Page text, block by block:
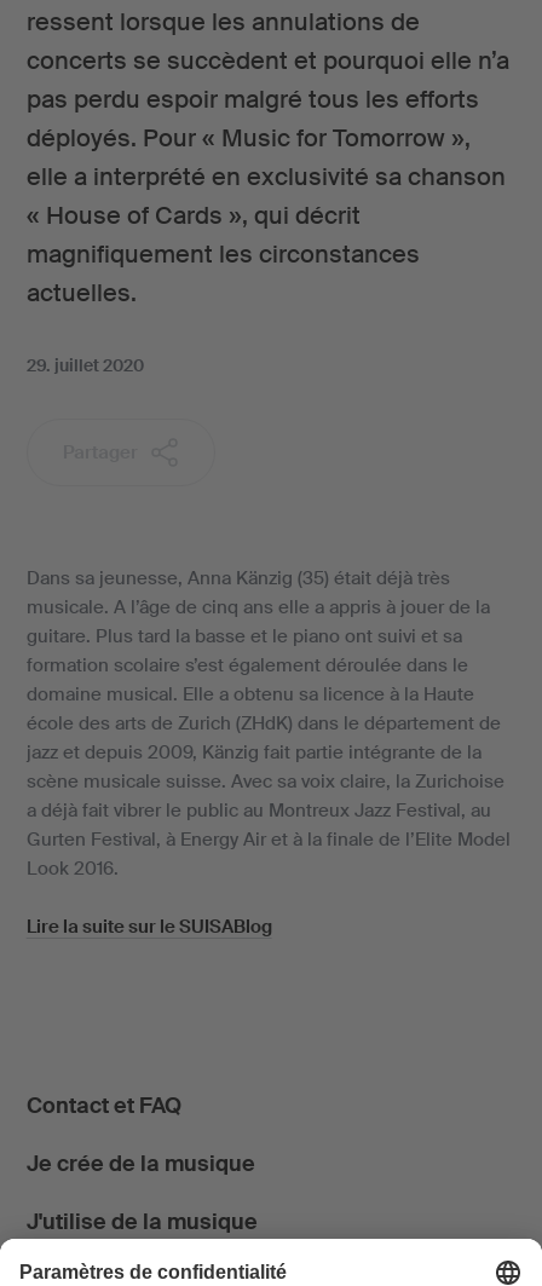
ressent lorsque les annulations de
concerts se succèdent et pourquoi elle n’a
pas perdu espoir malgré tous les efforts
déployés. Pour « Music for Tomorrow »,
elle a interprété en exclusivité sa chanson
« House of Cards », qui décrit
magnifiquement les circonstances
actuelles.
29. juillet 2020
Dans sa jeunesse, Anna Känzig (35) était déjà très
musicale. A l’âge de cinq ans elle a appris à jouer de la
guitare. Plus tard la basse et le piano ont suivi et sa
formation scolaire s’est également déroulée dans le
domaine musical. Elle a obtenu sa licence à la Haute
école des arts de Zurich (ZHdK) dans le département de
jazz et depuis 2009, Känzig fait partie intégrante de la
scène musicale suisse. Avec sa voix claire, la Zurichoise
a déjà fait vibrer le public au Montreux Jazz Festival, au
Gurten Festival, à Energy Air et à la finale de l’Elite Model
Look 2016.
Lire la suite sur le SUISABlog
Contact et FAQ
Je crée de la musique
J'utilise de la musique
News & Agenda